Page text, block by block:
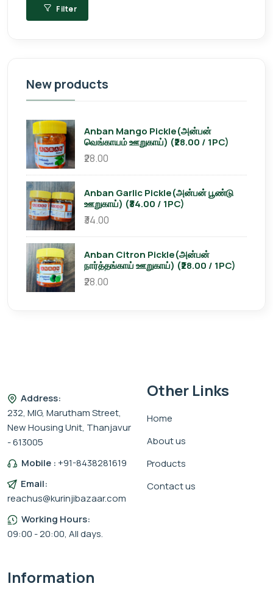
Filter
New products
Anban Mango Pickle(அன்பன்
வெங்காயம் ஊறுகாய்) (₹28.00 / 1PC)
₹28.00
Anban Garlic Pickle(அன்பன் பூண்டு
ஊறுகாய்) (₹34.00 / 1PC)
₹34.00
Anban Citron Pickle(அன்பன்
நார்த்தங்காய் ஊறுகாய்) (₹28.00 / 1PC)
₹28.00
Address:
232, MIG, Marutham Street,
New Housing Unit, Thanjavur
- 613005
Mobile :+91-8438281619
Email:
reachus@kurinjibazaar.com
Working Hours:
09:00 - 20:00, All days.
Other Links
Home
About us
Products
Contact us
Information